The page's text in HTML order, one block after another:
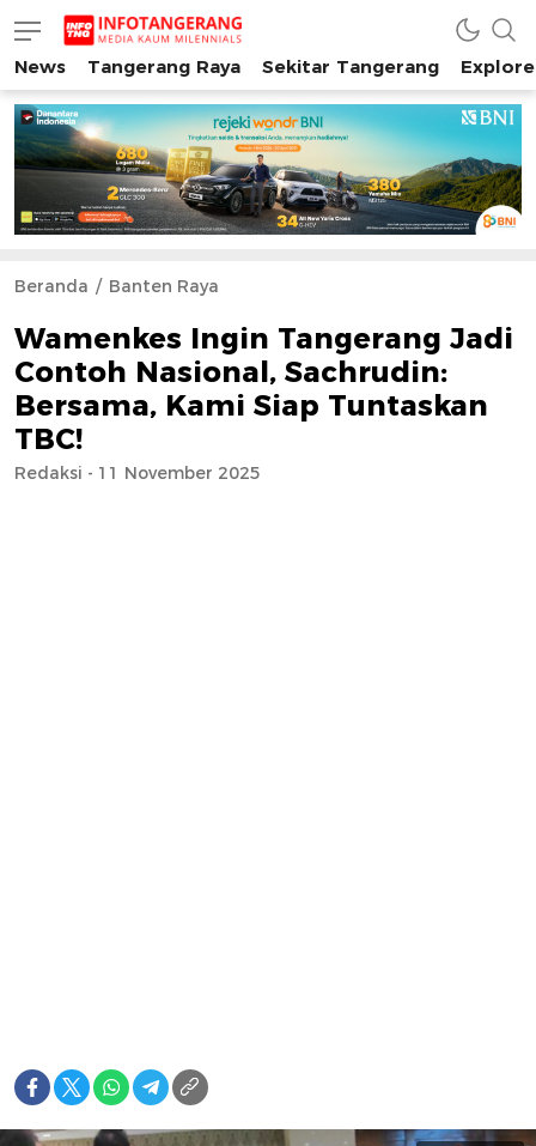
INFO TANGERANG
Media Kaum Millenials Tangerang Raya
News Tangerang Raya Sekitar Tangerang
Beranda Banten Raya
Wamenkes Ingin Tangerang Jadi
Contoh Nasional, Sachrudin:
Bersama, Kami Siap Tuntaskan
TBC!
Redaksi - 11 November 2025